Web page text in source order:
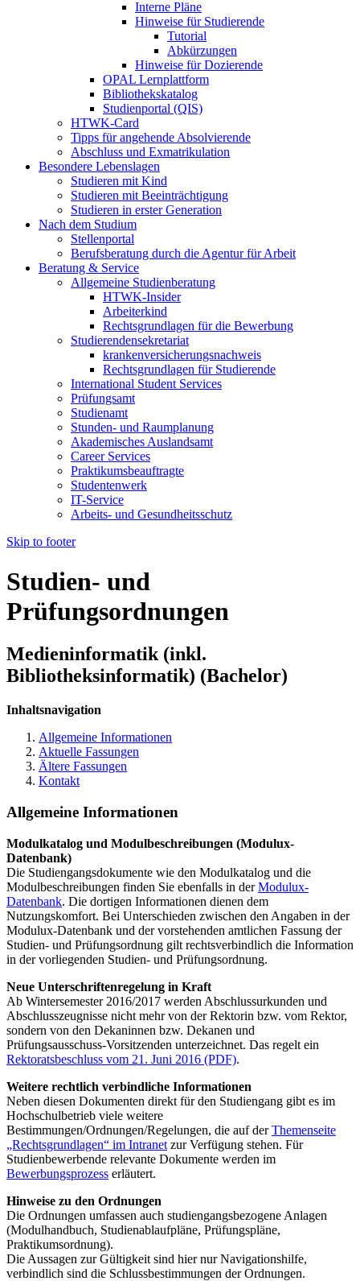
Interne Pläne
Hinweise für Studierende
Tutorial
Abkürzungen
Hinweise für Dozierende
OPAL Lernplattform
Bibliothekskatalog
Studienportal (QIS)
HTWK-Card
Tipps für angehende Absolvierende
Abschluss und Exmatrikulation
Besondere Lebenslagen
Studieren mit Kind
Studieren mit Beeinträchtigung
Studieren in erster Generation
Nach dem Studium
Stellenportal
Berufsberatung durch die Agentur für Arbeit
Beratung & Service
Allgemeine Studienberatung
HTWK-Insider
Arbeiterkind
Rechtsgrundlagen für die Bewerbung
Studierendensekretariat
krankenversicherungsnachweis
Rechtsgrundlagen für Studierende
International Student Services
Prüfungsamt
Studienamt
Stunden- und Raumplanung
Akademisches Auslandsamt
Career Services
Praktikumsbeauftragte
Studentenwerk
IT-Service
Arbeits- und Gesundheitsschutz
Skip to footer
Studien- und
Prüfungsordnungen
Medieninformatik (inkl.
Bibliotheksinformatik) (Bachelor)
Inhaltsnavigation
Allgemeine Informationen
Aktuelle Fassungen
Ältere Fassungen
Kontakt
Allgemeine Informationen
Modulkatalog und Modulbeschreibungen (Modulux-
Datenbank)
Die Studiengangsdokumente wie den Modulkatalog und die
Modulbeschreibungen finden Sie ebenfalls in derModulux-
Datenbank. Die dortigen Informationen dienen dem
Nutzungskomfort. Bei Unterschieden zwischen den Angaben in der
Modulux-Datenbank und der vorstehenden amtlichen Fassung der
Studien- und Prüfungsordnung gilt rechtsverbindlich die Information
in der vorliegenden Studien- und Prüfungsordnung.
Neue Unterschriftenregelung in Kraft
Ab Wintersemester 2016/2017 werden Abschlussurkunden und
Abschlusszeugnisse nicht mehr von der Rektorin bzw. vom Rektor,
sondern von den Dekaninnen bzw. Dekanen und
Prüfungsausschuss-Vorsitzenden unterzeichnet. Das regelt ein
Rektoratsbeschluss vom 21. Juni 2016 (PDF).
Weitere rechtlich verbindliche Informationen
Neben diesen Dokumenten direkt für den Studiengang gibt es im
Hochschulbetrieb viele weitere
Bestimmungen/Ordnungen/Regelungen, die auf derThemenseite
„Rechtsgrundlagen“ im Intranet zur Verfügung stehen. Für
Studienbewerbende relevante Dokumente werden im
Bewerbungsprozess erläutert.
Hinweise zu den Ordnungen
Die Ordnungen umfassen auch studiengangsbezogene Anlagen
(Modulhandbuch, Studienablaufpläne, Prüfungspläne,
Praktikumsordnung).
Die Aussagen zur Gültigkeit sind hier nur Navigationshilfe,
verbindlich sind die Schlussbestimmungen der Ordnungen.